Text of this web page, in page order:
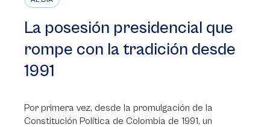
La posesión presidencial que
rompe con la tradición desde
1991
Por primera vez, desde la promulgación de la
Constitución Política de Colombia de 1991, un